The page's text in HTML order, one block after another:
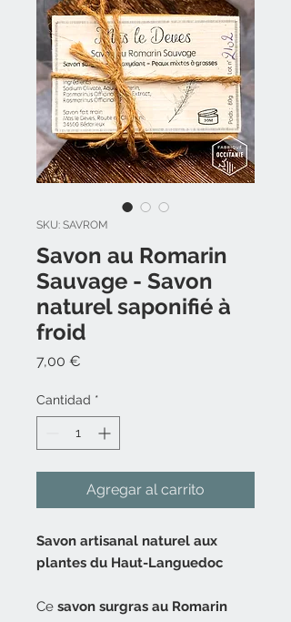
SKU: SAVROM
Savon au Romarin
Sauvage - Savon
naturel saponifié à
froid
7,00 €
Cantidad *
Agregar al carrito
Savon artisanal naturel aux
plantes du Haut-Languedoc
Ce savon surgras au Romarin